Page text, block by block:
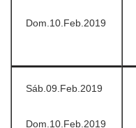
Dom.10.Feb.2019
Sáb.09.Feb.2019
Dom.10.Feb.2019